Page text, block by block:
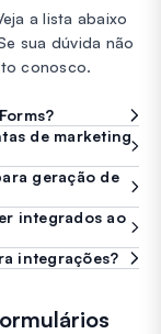
a lista abaixo
sua dúvida não
conosco.
de marketing
geração de
integrados ao
integrações?